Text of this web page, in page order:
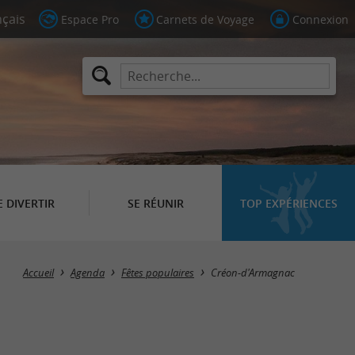
Espace Pro Carnets de Voyage Connexion
DIVERTIR SE RÉUNIR TOP EXPÉRIENCES
Masquer la carte
Accueil Agenda Fêtes populaires Créon-d'Armagnac